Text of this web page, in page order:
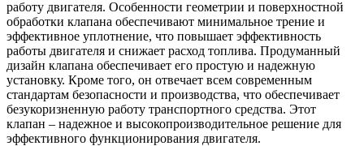
работу двигателя. Особенности геометрии и поверхностной
обработки клапана обеспечивают минимальное трение и
эффективное уплотнение, что повышает эффективность
работы двигателя и снижает расход топлива. Продуманный
дизайн клапана обеспечивает его простую и надежную
установку. Кроме того, он отвечает всем современным
стандартам безопасности и производства, что обеспечивает
безукоризненную работу транспортного средства. Этот
клапан – надежное и высокопроизводительное решение для
эффективного функционирования двигателя.